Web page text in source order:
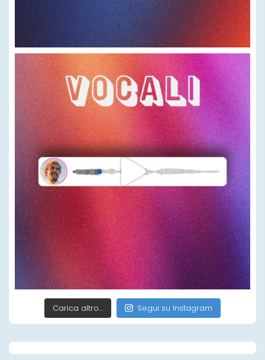
Carica altro… Segui su Instagram